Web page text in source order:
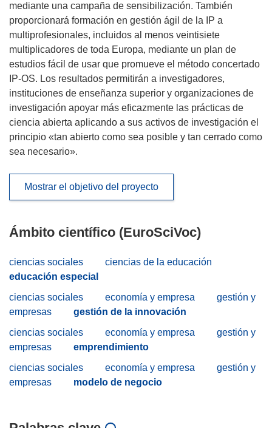
mediante una campaña de sensibilización. También
proporcionará formación en gestión ágil de la IP a
multiprofesionales, incluidos al menos veintisiete
multiplicadores de toda Europa, mediante un plan de
estudios fácil de usar que promueve el método concertado
IP-OS. Los resultados permitirán a investigadores,
instituciones de enseñanza superior y organizaciones de
investigación apoyar más eficazmente las prácticas de
ciencia abierta aplicando a sus activos de investigación el
principio «tan abierto como sea posible y tan cerrado como
sea necesario».
Mostrar el objetivo del proyecto
Ámbito científico (EuroSciVoc)
ciencias sociales
ciencias de la educación
educación especial
ciencias sociales
economía y empresa
gestión y
empresas
gestión de la innovación
ciencias sociales
economía y empresa
gestión y
empresas
emprendimiento
ciencias sociales
economía y empresa
gestión y
empresas
modelo de negocio